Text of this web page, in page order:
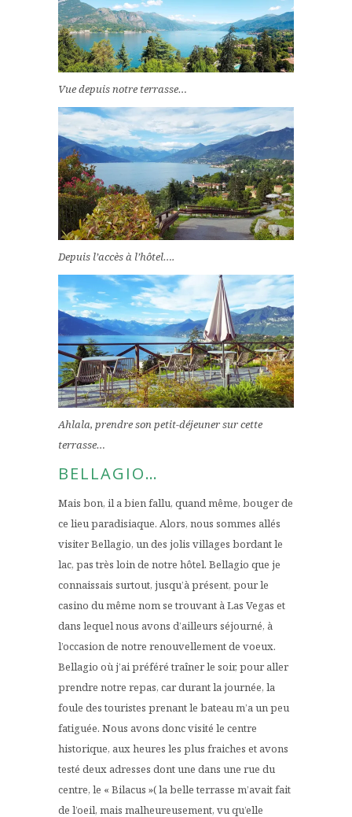
Vue depuis notre terrasse…
Depuis l’accès à l’hôtel….
Ahlala, prendre son petit-déjeuner sur cette
terrasse…
BELLAGIO…
Mais bon, il a bien fallu, quand même, bouger de
ce lieu paradisiaque. Alors, nous sommes allés
visiter Bellagio, un des jolis villages bordant le
lac, pas très loin de notre hôtel. Bellagio que je
connaissais surtout, jusqu’à présent, pour le
casino du même nom se trouvant à Las Vegas et
dans lequel nous avons d’ailleurs séjourné, à
l’occasion de notre renouvellement de voeux.
Bellagio où j’ai préféré traîner le soir, pour aller
prendre notre repas, car durant la journée, la
foule des touristes prenant le bateau m’a un peu
fatiguée. Nous avons donc visité le centre
historique, aux heures les plus fraiches et avons
testé deux adresses dont une dans une rue du
centre, le « Bilacus »( la belle terrasse m’avait fait
de l’oeil, mais malheureusement, vu qu’elle